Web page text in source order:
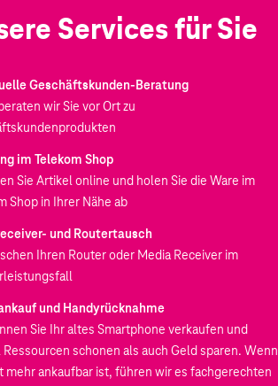
Services für Sie
Geschäftskunden-Beratung
wir Sie vor Ort zu
im Telekom Shop
Sie Artikel online und holen Sie die Ware im
Shop in Ihrer Nähe ab
und Routertausch
Ihren Router oder Media Receiver im
und Handyrücknahme
Sie Ihr altes Smartphone verkaufen und
schonen als auch Geld sparen. Wenn
mehr ankaufbar ist, führen wir es fachgerechten